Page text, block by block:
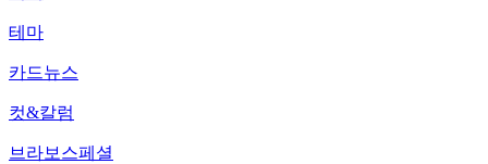
테마
카드뉴스
컷&칼럼
브라보스페셜